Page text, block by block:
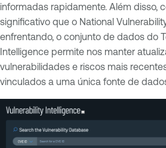
informadas rapidamente. Além disso,
significativo que o National
enfrentando, o conjunto de dados do
Intelligence permite nos manter
vulnerabilidades e riscos mais
vinculados a uma única fonte de